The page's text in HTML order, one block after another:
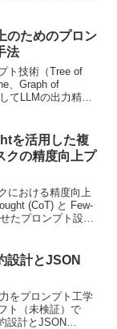
のためのプロン
法
ト技術（Tree of
、Graph of
てLLMの出力精度
を活用した複
クの精度向上プ
における精度向上
(CoT) と Few-
たプロンプト設計
思考...
設計とJSON
をプロンプト工学
ト（未検証）で
設計とJSON